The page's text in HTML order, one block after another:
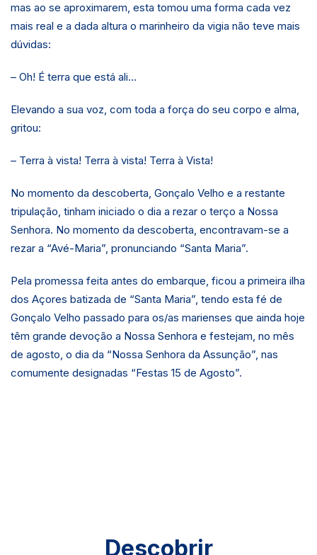
mas ao se aproximarem, esta tomou uma forma cada vez
mais real e a dada altura o marinheiro da vigia não teve mais
dúvidas:
– Oh! É terra que está ali…
Elevando a sua voz, com toda a força do seu corpo e alma,
gritou:
– Terra à vista! Terra à vista! Terra à Vista!
No momento da descoberta, Gonçalo Velho e a restante
tripulação, tinham iniciado o dia a rezar o terço a Nossa
Senhora. No momento da descoberta, encontravam-se a
rezar a “Avé-Maria”, pronunciando “Santa Maria”.
Pela promessa feita antes do embarque, ficou a primeira ilha
dos Açores batizada de “Santa Maria”, tendo esta fé de
Gonçalo Velho passado para os/as marienses que ainda hoje
têm grande devoção a Nossa Senhora e festejam, no mês
de agosto, o dia da “Nossa Senhora da Assunção”, nas
comumente designadas “Festas 15 de Agosto”.
Descobrir